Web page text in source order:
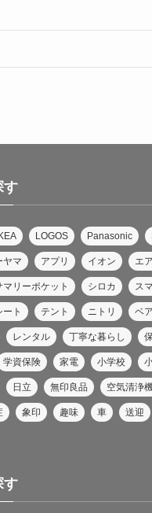
す
IKEA LOGOS Panasonic
ヤマ アプリ イオン エ
マリーポケット シロカ ス
ト テント ニトリ ベ
レンタル 丁寧な暮らし
学資保険 家電 小学校
日立 無印良品 空気清浄
象印 趣味 車 送迎
す